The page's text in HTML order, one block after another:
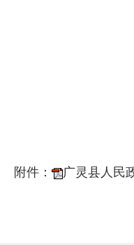
附件： 广灵县人民